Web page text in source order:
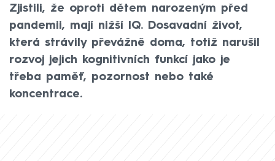
Zjistili, že oproti dětem narozeným před
pandemii, mají nižší IQ. Dosavadní život,
která strávily převážně doma, totiž narušil
rozvoj jejich kognitivních funkcí jako je
třeba paměť, pozornost nebo také
koncentrace.